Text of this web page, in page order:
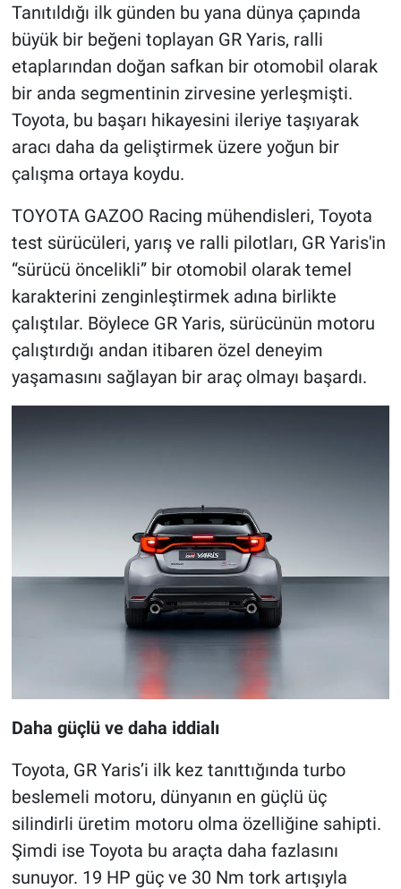
Tanıtıldığı ilk günden bu yana dünya çapında
büyük bir beğeni toplayan GR Yaris, ralli
etaplarından doğan safkan bir otomobil olarak
bir anda segmentinin zirvesine yerleşmişti.
Toyota, bu başarı hikayesini ileriye taşıyarak
aracı daha da geliştirmek üzere yoğun bir
çalışma ortaya koydu.
TOYOTA GAZOO Racing mühendisleri, Toyota
test sürücüleri, yarış ve ralli pilotları, GR Yaris'in
“sürücü öncelikli” bir otomobil olarak temel
karakterini zenginleştirmek adına birlikte
çalıştılar. Böylece GR Yaris, sürücünün motoru
çalıştırdığı andan itibaren özel deneyim
yaşamasını sağlayan bir araç olmayı başardı.
Daha güçlü ve daha iddialı
Toyota, GR Yaris’i ilk kez tanıttığında turbo
beslemeli motoru, dünyanın en güçlü üç
silindirli üretim motoru olma özelliğine sahipti.
Şimdi ise Toyota bu araçta daha fazlasını
sunuyor. 19 HP güç ve 30 Nm tork artışıyla